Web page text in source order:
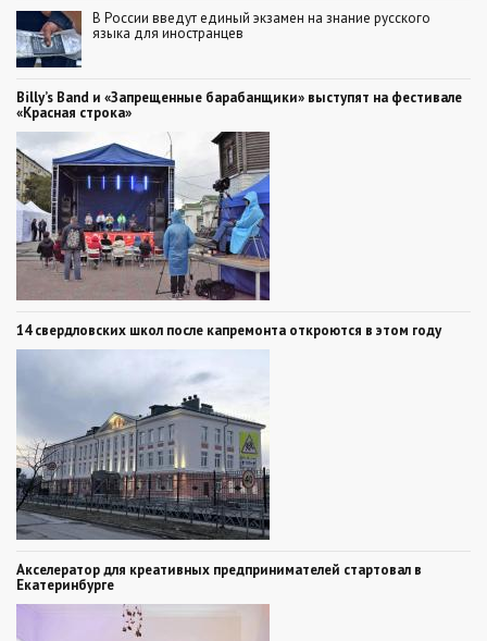
В России введут единый экзамен на знание русского
языка для иностранцев
Billy’s Band и «Запрещенные барабанщики» выступят на фестивале
«Красная строка»
14 свердловских школ после капремонта откроются в этом году
Акселератор для креативных предпринимателей стартовал в
Екатеринбурге